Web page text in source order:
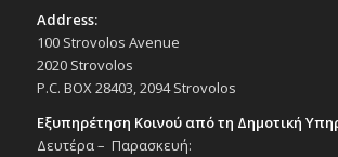
Address:
100 Strovolos Avenue
2020 Strovolos
P.C. BOX 28403, 2094 Strovolos
Εξυπηρέτηση Κοινού από τη Δημοτική
Δευτέρα – Παρασκευή: